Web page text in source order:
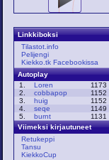
Linkkiboksi
Tilastot.info
Pelijengi
Kiekko.tk Facebookissa
Autoplay
1.
Loren
1173
2.
cobbapop
1152
3.
huig
1152
4.
seqe
1149
5.
burnt
1131
Viimeksi kirjautuneet
Retukeppi
Tansu
KiekkoCup